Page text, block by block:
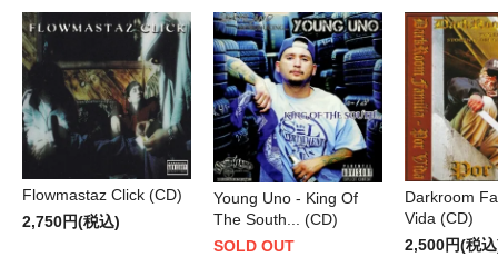
Flowmastaz Click (CD)
2,750円(税込)
Young Uno - King Of
The South... (CD)
SOLD OUT
Darkroom
Vida (CD)
2,500円(税